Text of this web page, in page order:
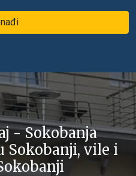
- Sokobanja
Sokobanji, vile i